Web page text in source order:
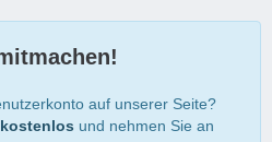
auf unserer Seite?
und nehmen Sie an